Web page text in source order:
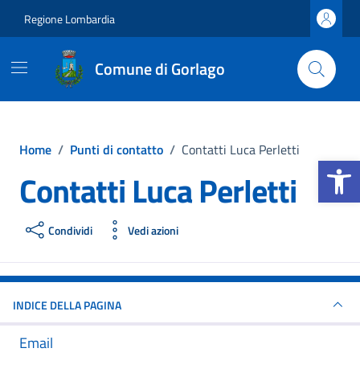
Apri la
Regione Lombardia
Comune di Gorlago
Home / Punti di contatto / Contatti Luca Perletti
Contatti Luca Perletti
Condividi Vedi azioni
INDICE DELLA PAGINA
Email